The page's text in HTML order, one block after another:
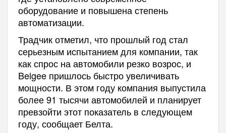
оборудование и повышена степень
автоматизации.
Традчик отметил, что прошлый год стал
серьезным испытанием для компании, так
как спрос на автомобили резко возрос, и
Belgee пришлось быстро увеличивать
мощности. В этом году компания выпустила
более 91 тысячи автомобилей и планирует
превзойти этот показатель в следующем
году, сообщает Белта.